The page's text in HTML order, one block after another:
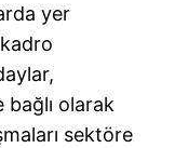
yer
olarak
sektöre